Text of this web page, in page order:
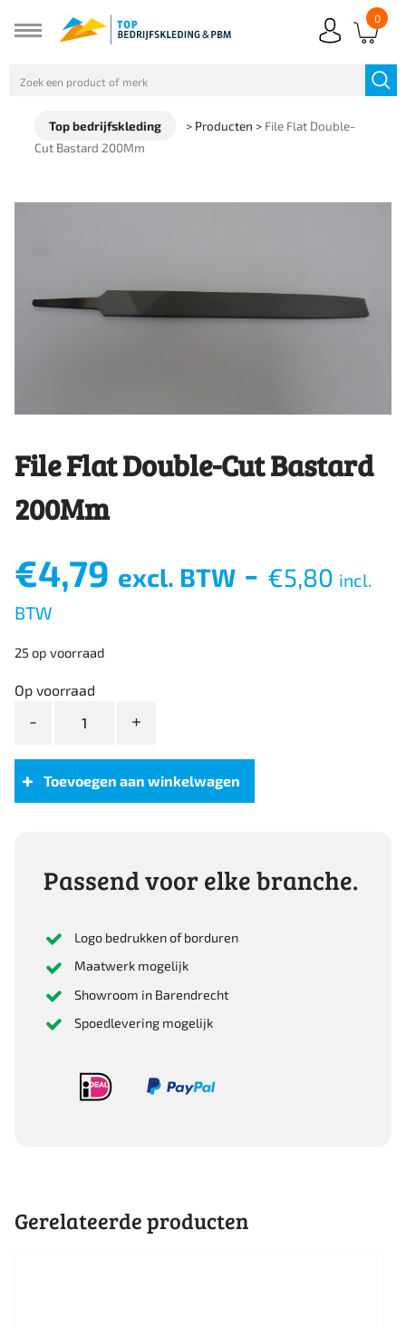
0
Top bedrijfskleding > Producten > File Flat Double-
Cut Bastard 200Mm
File Flat Double-Cut Bastard
200Mm
€4,79 excl. BTW - €5,80 incl.
BTW
25 op voorraad
Op voorraad
Cut
Toevoegen aan winkelwagen
Passend voor elke branche.
Logo bedrukken of borduren
Maatwerk mogelijk
Showroom in Barendrecht
Spoedlevering mogelijk
Gerelateerde producten